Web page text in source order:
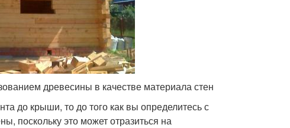
древесины в качестве материала стен
до крыши, то до того как вы определитесь с
поскольку это может отразиться на